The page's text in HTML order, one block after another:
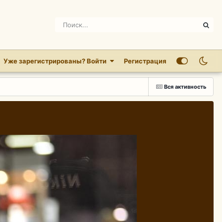
Уже зарегистрированы? Войти Регистрация
Вся активность